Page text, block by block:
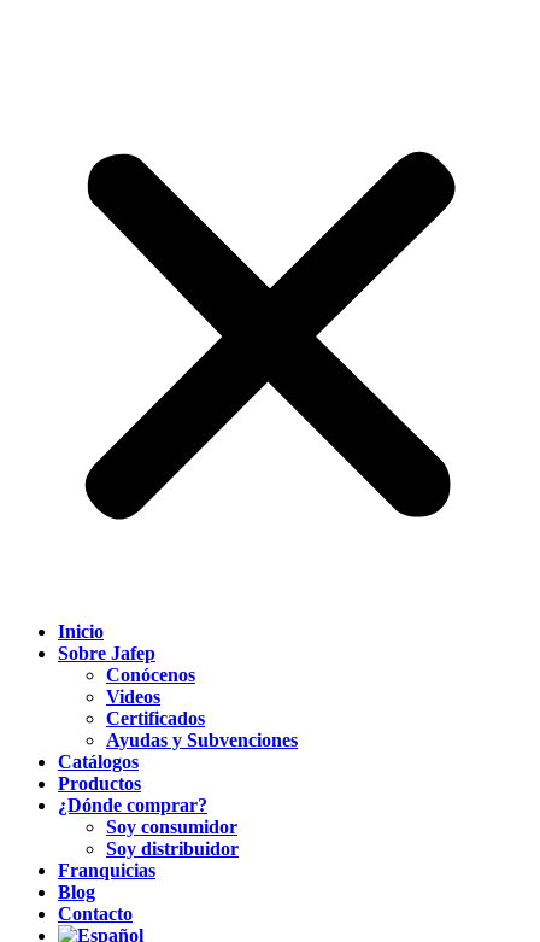
Inicio
Sobre Jafep
Conócenos
Videos
Certificados
Ayudas y Subvenciones
Catálogos
Productos
¿Dónde comprar?
Soy consumidor
Soy distribuidor
Franquicias
Blog
Contacto